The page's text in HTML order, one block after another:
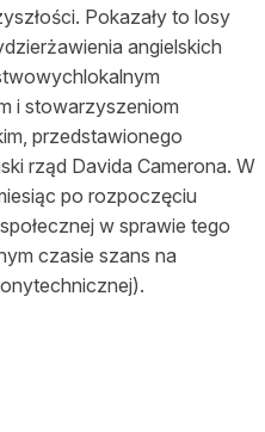
. Pokazały to losy
angielskich
i stowarzyszeniom
przedstawionego
rząd Davida Camerona. W
po rozpoczęciu
w sprawie tego
czasie szans na